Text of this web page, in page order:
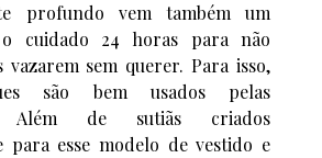
profundo vem também um
o cuidado 24 horas para não
vazarem sem querer. Para isso,
são bem usados pelas
Além de sutiãs criados
para esse modelo de vestido e